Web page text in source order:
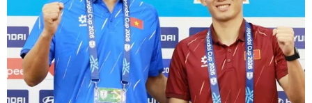
Căn cứ vào các chứng cứ tài liệu
điều tra, tính chất nghiêm trọng
của hành vi phạm tội, Hội đồng
xét xử tuyên phạt bị cáo Trương
Tất Hảo mức án tử hình; bị cáo Vũ